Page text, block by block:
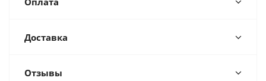
Доставка
Отзывы